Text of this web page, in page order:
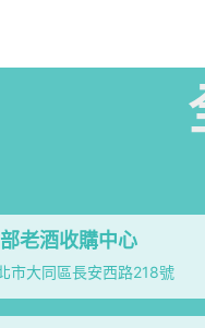
老酒收購中心
市大同區長安西路218號